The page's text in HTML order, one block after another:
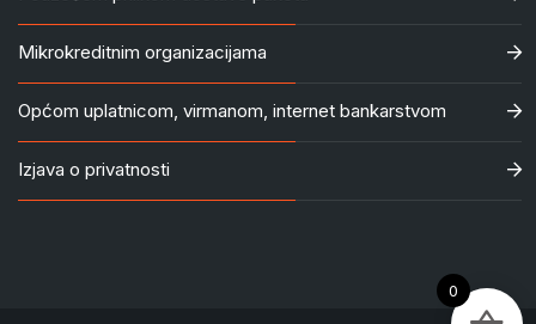
Mikrokreditnim organizacijama
Općom uplatnicom, virmanom, internet bankarstvom
Izjava o privatnosti
0